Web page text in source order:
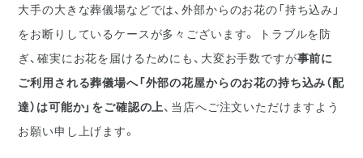
大手の大きな葬儀場などでは、外部からのお花の「持ち込み」
をお断りしているケースが多々ございます。 トラブルを防
ぎ、確実にお花を届けるためにも、大変お手数ですが事前に
ご利用される葬儀場へ「外部の花屋からのお花の持ち込み（配
達）は可能か」をご確認の上、当店へご注文いただけますよう
お願い申し上げます。